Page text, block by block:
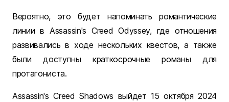
Вероятно, это будет напоминать романтические
линии в Assassin's Creed Odyssey, где отношения
развивались в ходе нескольких квестов, а также
были доступны краткосрочные романы для
протагониста.
Assassin's Creed Shadows выйдет 15 октября 2024